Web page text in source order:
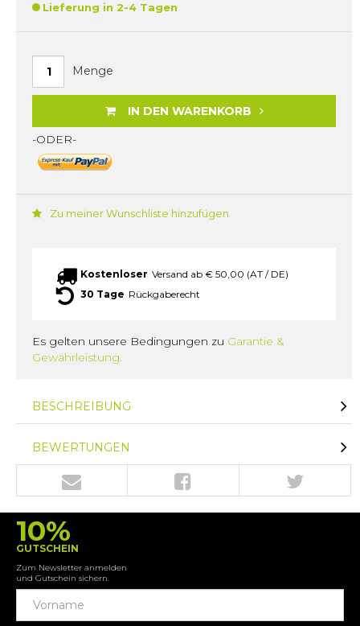
Lieferung in 2-4 Tagen
Menge
IN DEN WARENKORB
-ODER-
Zu meiner Wunschliste hinzufügen
Kostenloser Versand ab € 50,00 (AT / DE)
30 Tage Rückgaberecht
Es gelten unsere Bedingungen zu Garantie &
Gewährleistung.
BESCHREIBUNG
BEWERTUNGEN
10%
GUTSCHEIN
Zum Newsletter anmelden
und Gutschein sichern.